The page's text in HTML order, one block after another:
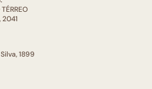
1899